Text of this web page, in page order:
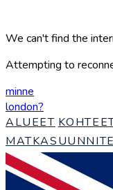
We can't find the
Attempting to
minne
london?
ALUEET